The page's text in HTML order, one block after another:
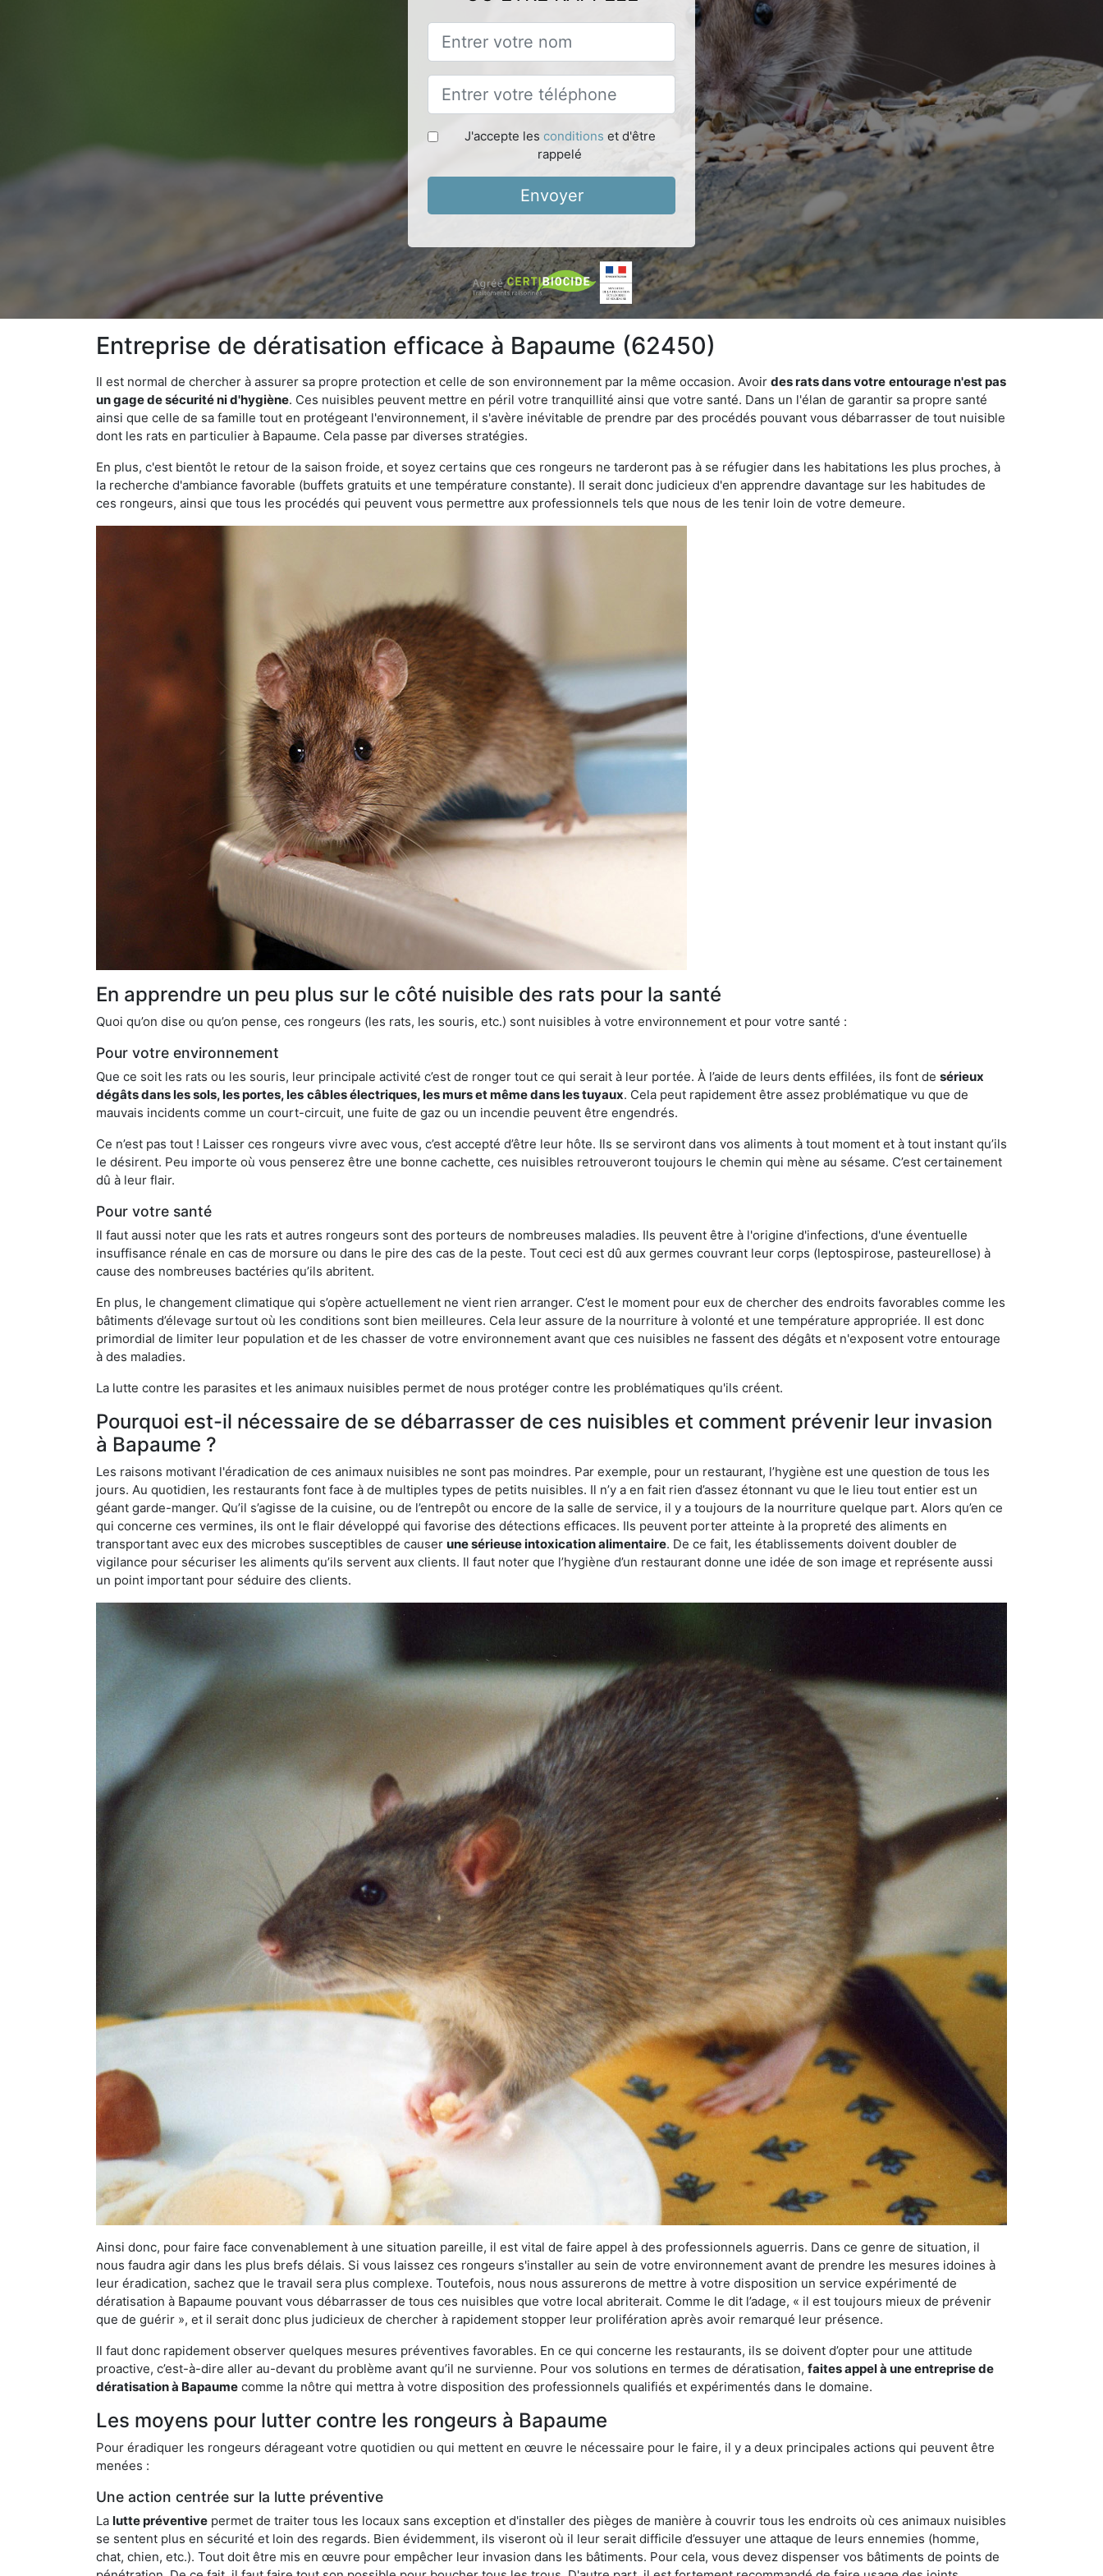
J'accepte les conditions et d'être
rappelé
Envoyer
Entreprise de dératisation efficace à Bapaume (62450)
Il est normal de chercher à assurer sa propre protection et celle de son environnement par la même occasion. Avoir des rats dans votre entourage n'est pas
un gage de sécurité ni d'hygiène. Ces nuisibles peuvent mettre en péril votre tranquillité ainsi que votre santé. Dans un l'élan de garantir sa propre santé
ainsi que celle de sa famille tout en protégeant l'environnement, il s'avère inévitable de prendre par des procédés pouvant vous débarrasser de tout nuisible
dont les rats en particulier à Bapaume. Cela passe par diverses stratégies.
En plus, c'est bientôt le retour de la saison froide, et soyez certains que ces rongeurs ne tarderont pas à se réfugier dans les habitations les plus proches, à
la recherche d'ambiance favorable (buffets gratuits et une température constante). Il serait donc judicieux d'en apprendre davantage sur les habitudes de
ces rongeurs, ainsi que tous les procédés qui peuvent vous permettre aux professionnels tels que nous de les tenir loin de votre demeure.
En apprendre un peu plus sur le côté nuisible des rats pour la santé
Quoi qu’on dise ou qu’on pense, ces rongeurs (les rats, les souris, etc.) sont nuisibles à votre environnement et pour votre santé :
Pour votre environnement
Que ce soit les rats ou les souris, leur principale activité c’est de ronger tout ce qui serait à leur portée. À l’aide de leurs dents effilées, ils font de sérieux
dégâts dans les sols, les portes, les câbles électriques, les murs et même dans les tuyaux. Cela peut rapidement être assez problématique vu que de
mauvais incidents comme un court-circuit, une fuite de gaz ou un incendie peuvent être engendrés.
Ce n’est pas tout ! Laisser ces rongeurs vivre avec vous, c’est accepté d’être leur hôte. Ils se serviront dans vos aliments à tout moment et à tout instant qu’ils
le désirent. Peu importe où vous penserez être une bonne cachette, ces nuisibles retrouveront toujours le chemin qui mène au sésame. C’est certainement
dû à leur flair.
Pour votre santé
Il faut aussi noter que les rats et autres rongeurs sont des porteurs de nombreuses maladies. Ils peuvent être à l'origine d'infections, d'une éventuelle
insuffisance rénale en cas de morsure ou dans le pire des cas de la peste. Tout ceci est dû aux germes couvrant leur corps (leptospirose, pasteurellose) à
cause des nombreuses bactéries qu’ils abritent.
En plus, le changement climatique qui s’opère actuellement ne vient rien arranger. C’est le moment pour eux de chercher des endroits favorables comme les
bâtiments d’élevage surtout où les conditions sont bien meilleures. Cela leur assure de la nourriture à volonté et une température appropriée. Il est donc
primordial de limiter leur population et de les chasser de votre environnement avant que ces nuisibles ne fassent des dégâts et n'exposent votre entourage
à des maladies.
La lutte contre les parasites et les animaux nuisibles permet de nous protéger contre les problématiques qu'ils créent.
Pourquoi est-il nécessaire de se débarrasser de ces nuisibles et comment prévenir leur invasion
à Bapaume ?
Les raisons motivant l'éradication de ces animaux nuisibles ne sont pas moindres. Par exemple, pour un restaurant, l’hygiène est une question de tous les
jours. Au quotidien, les restaurants font face à de multiples types de petits nuisibles. Il n’y a en fait rien d’assez étonnant vu que le lieu tout entier est un
géant garde-manger. Qu’il s’agisse de la cuisine, ou de l’entrepôt ou encore de la salle de service, il y a toujours de la nourriture quelque part. Alors qu’en ce
qui concerne ces vermines, ils ont le flair développé qui favorise des détections efficaces. Ils peuvent porter atteinte à la propreté des aliments en
transportant avec eux des microbes susceptibles de causer une sérieuse intoxication alimentaire. De ce fait, les établissements doivent doubler de
vigilance pour sécuriser les aliments qu’ils servent aux clients. Il faut noter que l’hygiène d’un restaurant donne une idée de son image et représente aussi
un point important pour séduire des clients.
Ainsi donc, pour faire face convenablement à une situation pareille, il est vital de faire appel à des professionnels aguerris. Dans ce genre de situation, il
nous faudra agir dans les plus brefs délais. Si vous laissez ces rongeurs s'installer au sein de votre environnement avant de prendre les mesures idoines à
leur éradication, sachez que le travail sera plus complexe. Toutefois, nous nous assurerons de mettre à votre disposition un service expérimenté de
dératisation à Bapaume pouvant vous débarrasser de tous ces nuisibles que votre local abriterait. Comme le dit l’adage, « il est toujours mieux de prévenir
que de guérir », et il serait donc plus judicieux de chercher à rapidement stopper leur prolifération après avoir remarqué leur présence.
Il faut donc rapidement observer quelques mesures préventives favorables. En ce qui concerne les restaurants, ils se doivent d’opter pour une attitude
proactive, c’est-à-dire aller au-devant du problème avant qu’il ne survienne. Pour vos solutions en termes de dératisation, faites appel à une entreprise de
dératisation à Bapaume comme la nôtre qui mettra à votre disposition des professionnels qualifiés et expérimentés dans le domaine.
Les moyens pour lutter contre les rongeurs à Bapaume
Pour éradiquer les rongeurs dérageant votre quotidien ou qui mettent en œuvre le nécessaire pour le faire, il y a deux principales actions qui peuvent être
menées :
Une action centrée sur la lutte préventive
La lutte préventive permet de traiter tous les locaux sans exception et d'installer des pièges de manière à couvrir tous les endroits où ces animaux nuisibles
se sentent plus en sécurité et loin des regards. Bien évidemment, ils viseront où il leur serait difficile d’essuyer une attaque de leurs ennemies (homme,
chat, chien, etc.). Tout doit être mis en œuvre pour empêcher leur invasion dans les bâtiments. Pour cela, vous devez dispenser vos bâtiments de points de